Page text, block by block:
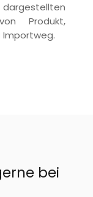
Produkt,
Importweg.
bei